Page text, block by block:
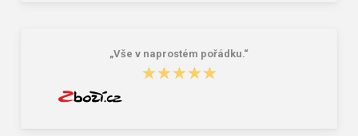
„Vše v naprostém pořádku.“
★★★★★
★★★★★